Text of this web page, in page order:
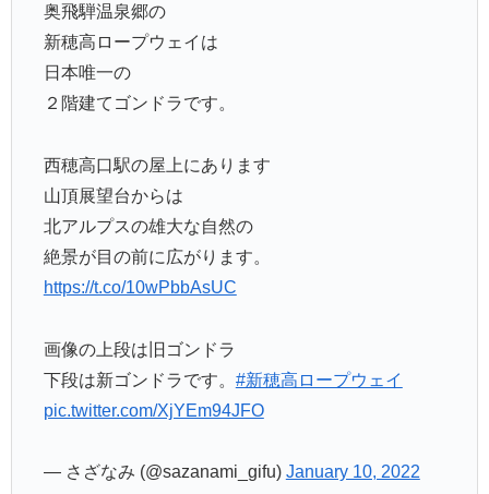
奥飛騨温泉郷の
新穂高ロープウェイは
日本唯一の
２階建てゴンドラです。
西穂高口駅の屋上にあります
山頂展望台からは
北アルプスの雄大な自然の
絶景が目の前に広がります。
https://t.co/10wPbbAsUC
画像の上段は旧ゴンドラ
下段は新ゴンドラです。 #新穂高ロープウェイ
pic.twitter.com/XjYEm94JFO
— さざなみ (@sazanami_gifu) January 10, 2022